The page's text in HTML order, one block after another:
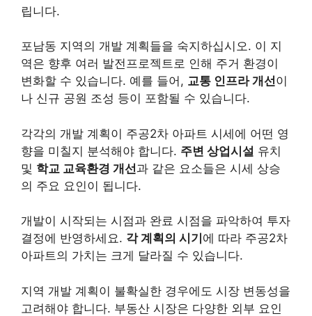
립니다.
포남동 지역의 개발 계획들을 숙지하십시오. 이 지
역은 향후 여러 발전프로젝트로 인해 주거 환경이
변화할 수 있습니다. 예를 들어, 교통 인프라 개선이
나 신규 공원 조성 등이 포함될 수 있습니다.
각각의 개발 계획이 주공2차 아파트 시세에 어떤 영
향을 미칠지 분석해야 합니다. 주변 상업시설 유치
및 학교 교육환경 개선과 같은 요소들은 시세 상승
의 주요 요인이 됩니다.
개발이 시작되는 시점과 완료 시점을 파악하여 투자
결정에 반영하세요. 각 계획의 시기 에 따라 주공2차
아파트의 가치는 크게 달라질 수 있습니다.
지역 개발 계획이 불확실한 경우에도 시장 변동성을
고려해야 합니다. 부동산 시장은 다양한 외부 요인